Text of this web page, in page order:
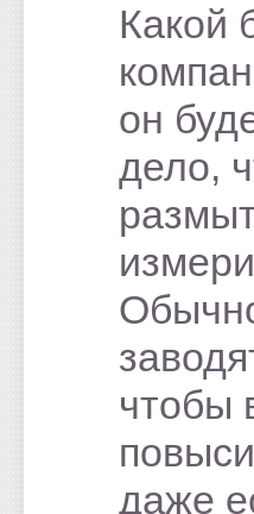
Какой
он
дело,
чтобы
даже